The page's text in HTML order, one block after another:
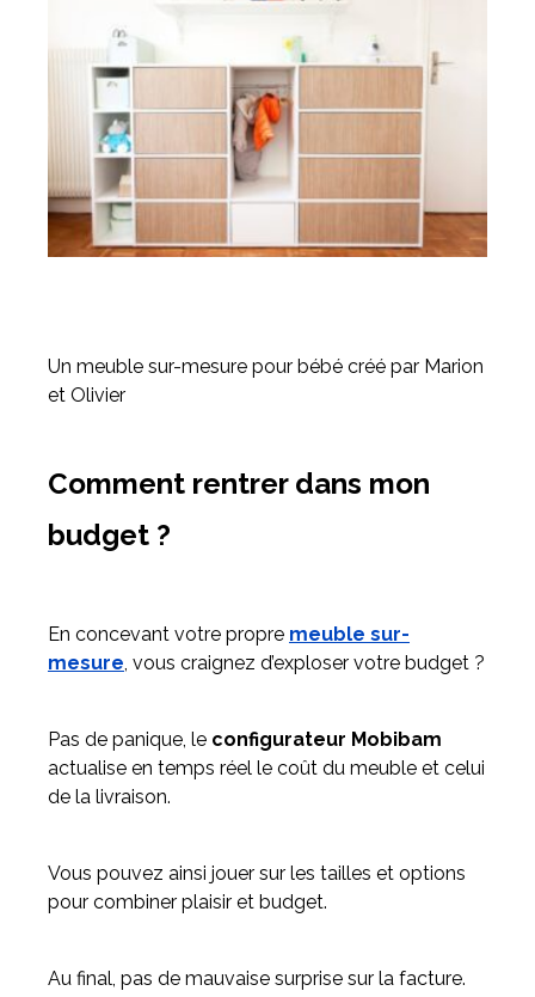
Un meuble sur-mesure pour bébé créé par Marion
et Olivier
Comment rentrer dans mon
budget ?
En concevant votre propre meuble sur-
mesure, vous craignez d’exploser votre budget ?
Pas de panique, le configurateur Mobibam
actualise en temps réel le coût du meuble et celui
de la livraison.
Vous pouvez ainsi jouer sur les tailles et options
pour combiner plaisir et budget.
Au final, pas de mauvaise surprise sur la facture.